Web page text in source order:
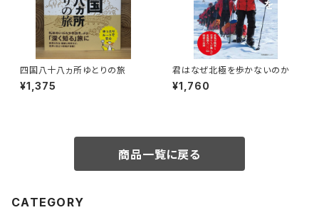
四国八十八ヵ所ゆとりの旅
¥1,375
君はなぜ北極を歩かないのか
¥1,760
商品一覧に戻る
CATEGORY